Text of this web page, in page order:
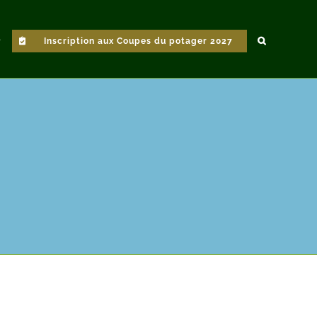
Inscription aux Coupes du potager 2027